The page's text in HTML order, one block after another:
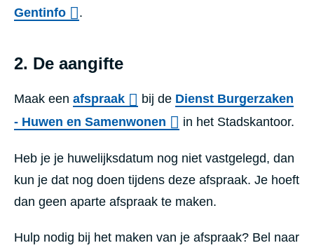
Gentinfo
.
2. De aangifte
Maak een afspraak bij de Dienst Burgerzaken
- Huwen en Samenwonen
in het Stadskantoor.
Heb je je huwelijksdatum nog niet vastgelegd, dan
kun je dat nog doen tijdens deze afspraak. Je hoeft
dan geen aparte afspraak te maken.
Hulp nodig bij het maken van je afspraak? Bel naar